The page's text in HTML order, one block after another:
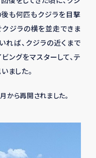
後も何匹もクジラを目撃
クジラの横を並走できま
れば、クジラの近くまで
ングをマスターして、テ
ました。
から再開されました。